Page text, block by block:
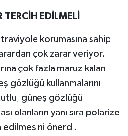
EDİLMELİ
korumasına sahip
çok zarar veriyor.
çok fazla maruz kalan
gözlüğü kullanmalarını
güneş gözlüğü
olanların yanı sıra polarize
edilmesini önerdi.